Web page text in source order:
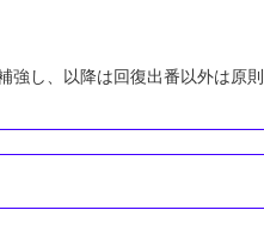
強し、以降は回復出番以外は原則